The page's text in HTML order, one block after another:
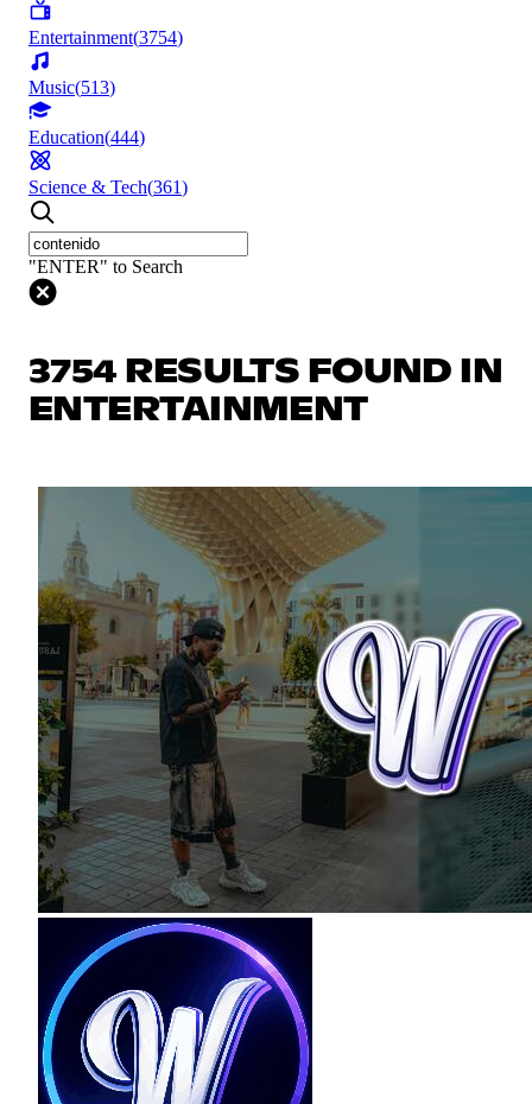
Entertainment(3754)
Music(513)
Education(444)
Science & Tech(361)
"ENTER" to Search
3754 RESULTS FOUND IN
ENTERTAINMENT